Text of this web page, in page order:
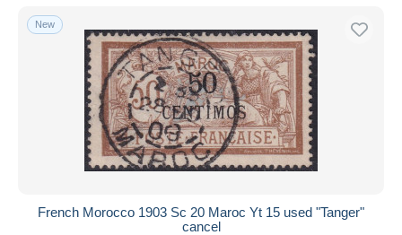
New
French Morocco 1903 Sc 20 Maroc Yt 15 used "Tanger"
cancel